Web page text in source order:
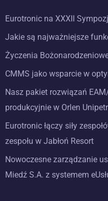
Eurotronic na XXXII
Jakie są najważniejsze
Życzenia
CMMS jako wsparcie w
Nasz pakiet rozwiązań
produkcyjnie w Orlen
Eurotronic łączy siły
zespołu w Jabłoń Resort
Nowoczesne zarządzanie
Miedź S.A. z systemem